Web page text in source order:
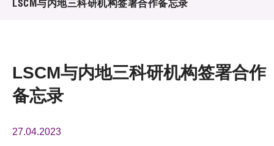
新闻中心
LSCM与内地三科研机构签署合作备忘录
LSCM与内地三科研机构签署合作
备忘录
27.04.2023